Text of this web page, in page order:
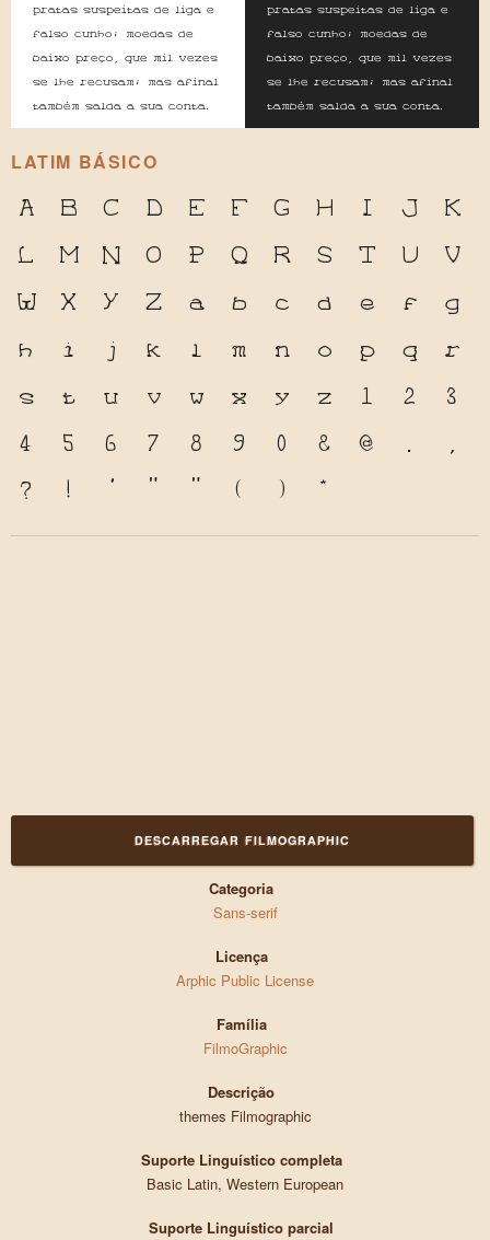
pratas suspeitas de liga e
falso cunho; moedas de
baixo preço, que mil vezes
se lhe recusam; mas afinal
também salda a sua conta.
pratas suspeitas de liga e
falso cunho; moedas de
baixo preço, que mil vezes
se lhe recusam; mas afinal
também salda a sua conta.
LATIM BÁSICO
A B C D E F G H I J
K
L
M N O P Q R S T U
V
W
X Y Z a b c d e f
g
h
i j k l m n o p q
r
s
t u v w x y z 1 2
3
4
5 6 7 8 9 0 & @ .
,
?
! ' " " ( ) *
DESCARREGAR FILMOGRAPHIC
Categoria
Sans-serif
Licença
Arphic Public License
Família
FilmoGraphic
Descrição
themes Filmographic
Suporte Linguístico completa
Basic Latin, Western European
Suporte Linguístico parcial